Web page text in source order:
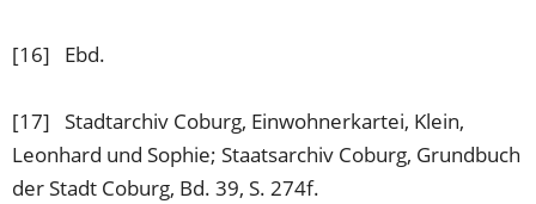
[16] Ebd.
[17] Stadtarchiv Coburg, Einwohnerkartei, Klein,
Leonhard und Sophie; Staatsarchiv Coburg, Grundbuch
der Stadt Coburg, Bd. 39, S. 274f.